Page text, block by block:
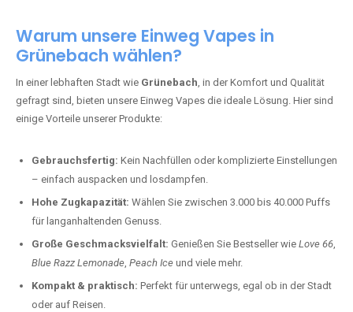
Warum unsere Einweg Vapes in
Grünebach wählen?
In einer lebhaften Stadt wie Grünebach, in der Komfort und Qualität
gefragt sind, bieten unsere Einweg Vapes die ideale Lösung. Hier sind
einige Vorteile unserer Produkte:
Gebrauchsfertig: Kein Nachfüllen oder komplizierte Einstellungen
– einfach auspacken und losdampfen.
Hohe Zugkapazität: Wählen Sie zwischen 3.000 bis 40.000 Puffs
für langanhaltenden Genuss.
Große Geschmacksvielfalt: Genießen Sie Bestseller wie Love 66,
Blue Razz Lemonade, Peach Ice und viele mehr.
Kompakt & praktisch: Perfekt für unterwegs, egal ob in der Stadt
oder auf Reisen.